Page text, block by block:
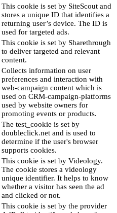
This cookie is set by SiteScout and
stores a unique ID that identifies a
returning user’s device. The ID is
used for targeted ads.
This cookie is set by Sharethrough
to deliver targeted and relevant
content.
Collects information on user
preferences and interaction with
web-campaign content which is
used on CRM-campaign-platforms
used by website owners for
promoting events or products.
The test_cookie is set by
doubleclick.net and is used to
determine if the user's browser
supports cookies.
This cookie is set by Videology.
The cookie stores a videology
unique identifier. It helps to know
whether a visitor has seen the ad
and clicked or not.
This cookie is set by the provider